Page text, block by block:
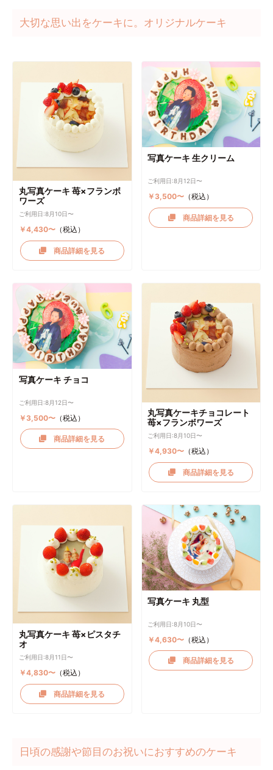
大切な思い出をケーキに。オリジナルケーキ
丸写真ケーキ 苺×フランボ
ワーズ
ご利用日:8月10日〜
￥4,430〜（税込）
商品詳細を見る
写真ケーキ 生クリーム
ご利用日:8月12日〜
￥3,500〜 （税込）
商品詳細を見る
写真ケーキ チョコ
ご利用日:8月12日〜
￥3,500〜（税込）
商品詳細を見る
丸写真ケーキチョコレート
苺×フランボワーズ
ご利用日:8月10日〜
￥4,930〜 （税込）
商品詳細を見る
丸写真ケーキ 苺×ピスタチ
オ
ご利用日:8月11日〜
￥4,830〜（税込）
商品詳細を見る
写真ケーキ 丸型
ご利用日:8月10日〜
￥4,630〜 （税込）
商品詳細を見る
日頃の感謝や節目のお祝いにおすすめのケーキ